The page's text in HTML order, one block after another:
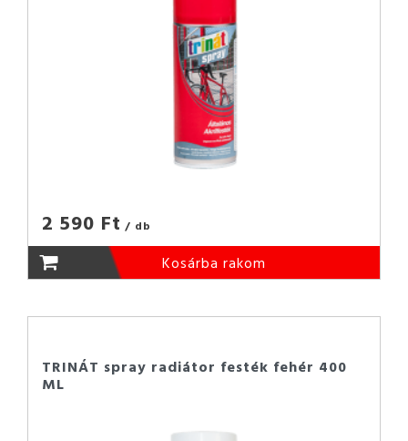
2 590 Ft / db
Kosárba rakom
TRINÁT spray radiátor festék fehér 400
ML